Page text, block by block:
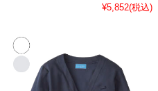
¥5,852(税込)